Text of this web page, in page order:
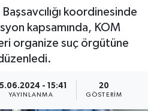
koordinesinde
kapsamında, KOM
organize suç örgütüne
- 15:41
YAYINLANMA
20
GÖSTERIM